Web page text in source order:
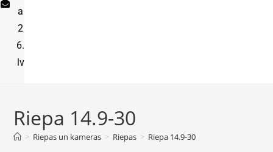
a
2
6.
lv
Riepa 14.9-30
> Riepas un kameras > Riepas > Riepa 14.9-30